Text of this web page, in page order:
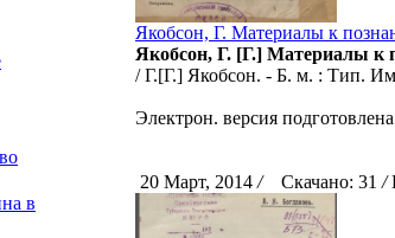
в
Якобсон, Г. Материалы к
Якобсон, Г. [Г.] Материалы к
/ Г.[Г.] Якобсон. - Б. м. : Тип.
Электрон. версия
20 Март, 2014 /Скачано: 31 /